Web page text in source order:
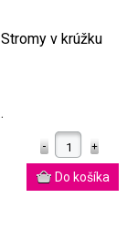
v krúžku